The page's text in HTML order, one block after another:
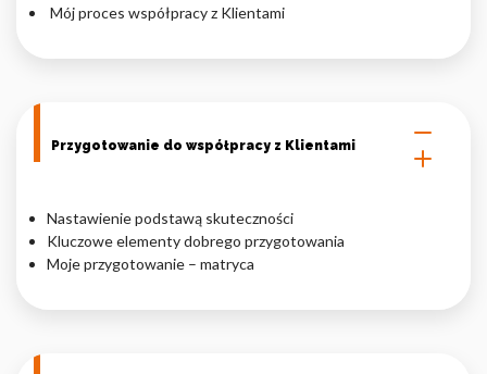
Mój proces współpracy z Klientami
Przygotowanie do współpracy z Klientami
Nastawienie podstawą skuteczności
Kluczowe elementy dobrego przygotowania
Moje przygotowanie – matryca